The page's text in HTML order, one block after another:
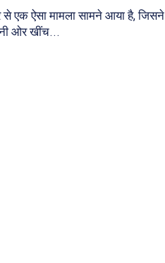
से एक ऐसा मामला सामने आया है, जिसने
ओर खींच...